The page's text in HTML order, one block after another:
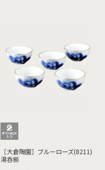
［大倉陶園］ブルーローズ(8211)
湯呑揃